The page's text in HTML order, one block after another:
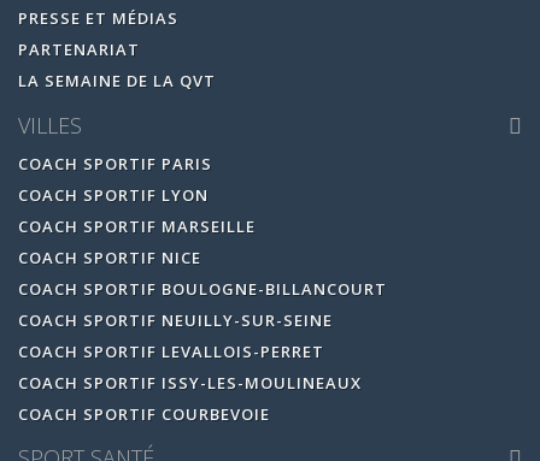
PRESSE ET MÉDIAS
PARTENARIAT
LA SEMAINE DE LA QVT
VILLES
COACH SPORTIF PARIS
COACH SPORTIF LYON
COACH SPORTIF MARSEILLE
COACH SPORTIF NICE
COACH SPORTIF BOULOGNE-BILLANCOURT
COACH SPORTIF NEUILLY-SUR-SEINE
COACH SPORTIF LEVALLOIS-PERRET
COACH SPORTIF ISSY-LES-MOULINEAUX
COACH SPORTIF COURBEVOIE